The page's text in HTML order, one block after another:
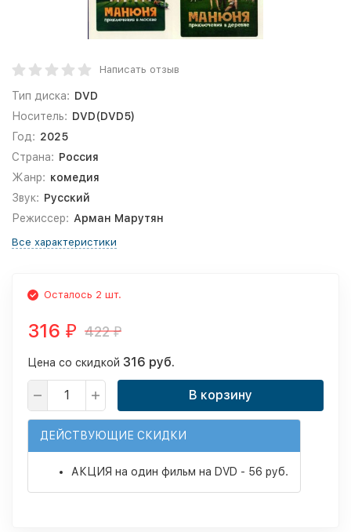
Написать отзыв
Тип диска: DVD
Носитель: DVD(DVD5)
Год: 2025
Страна: Россия
Жанр: комедия
Звук: Русский
Режиссер: Арман Марутян
Все характеристики
Осталось 2 шт.
316 ₽ 422₽
Цена со скидкой 316 руб.
В корзину
ДЕЙСТВУЮЩИЕ СКИДКИ
АКЦИЯ на один фильм на DVD - 56 руб.